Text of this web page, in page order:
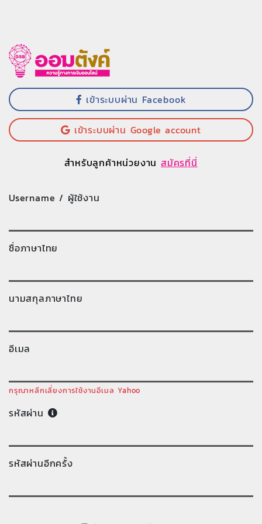
เข้าระบบผ่าน Facebook
เข้าระบบผ่าน Google account
สำหรับลูกค้าหน่วยงาน สมัครที่นี่
Username / ผู้ใช้งาน
ชื่อภาษาไทย
นามสกุลภาษาไทย
อีเมล
กรุณาหลีกเลี่ยงการใช้งานอีเมล Yahoo
รหัสผ่าน
รหัสผ่านอีกครั้ง